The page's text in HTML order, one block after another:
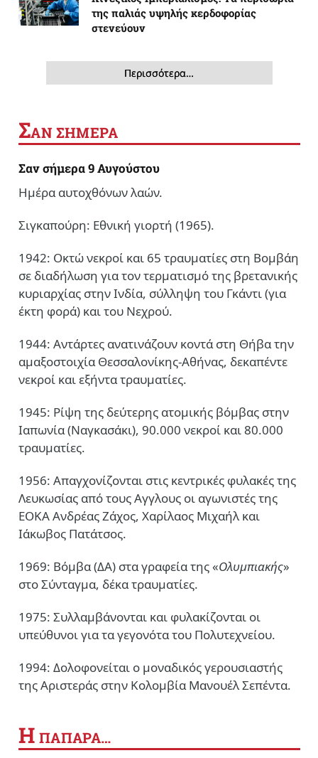
της παλιάς υψηλής κερδοφορίας
στενεύουν
Περισσότερα…
ΣΑΝ ΣΗΜΕΡΑ
Σαν σήμερα 9 Αυγούστου
Ημέρα αυτοχθόνων λαών.
Σιγκαπούρη: Εθνική γιορτή (1965).
1942: Οκτώ νεκροί και 65 τραυματίες στη Βομβάη
σε διαδήλωση για τον τερματισμό της βρετανικής
κυριαρχίας στην Ινδία, σύλληψη του Γκάντι (για
έκτη φορά) και του Νεχρού.
1944: Αντάρτες ανατινάζουν κοντά στη Θήβα την
αμαξοστοιχία Θεσσαλονίκης-Αθήνας, δεκαπέντε
νεκροί και εξήντα τραυματίες.
1945: Ρίψη της δεύτερης ατομικής βόμβας στην
Ιαπωνία (Ναγκασάκι), 90.000 νεκροί και 80.000
τραυματίες.
1956: Απαγχονίζονται στις κεντρικές φυλακές της
Λευκωσίας από τους Αγγλους οι αγωνιστές της
ΕΟΚΑ Ανδρέας Ζάχος, Χαρίλαος Μιχαήλ και
Ιάκωβος Πατάτσος.
1969: Βόμβα (ΔΑ) στα γραφεία της «Ολυμπιακής»
στο Σύνταγμα, δέκα τραυματίες.
1975: Συλλαμβάνονται και φυλακίζονται οι
υπεύθυνοι για τα γεγονότα του Πολυτεχνείου.
1994: Δολοφονείται ο μοναδικός γερουσιαστής
της Αριστεράς στην Κολομβία Μανουέλ Σεπέντα.
Η ΠΑΠΑΡΑ…